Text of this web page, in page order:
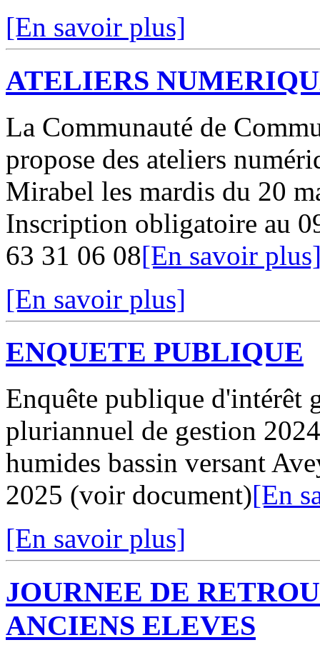
[En savoir plus]
ATELIERS
La Communauté de
propose des ateliers
Mirabel les mardis du 20
Inscription obligatoire au
63 31 06 08[En savoir
[En savoir plus]
ENQUETE PUBLIQUE
Enquête publique d'intérêt
pluriannuel de gestion
humides bassin versant
2025 (voir document)[En
[En savoir plus]
JOURNEE DE
ANCIENS ELEVES